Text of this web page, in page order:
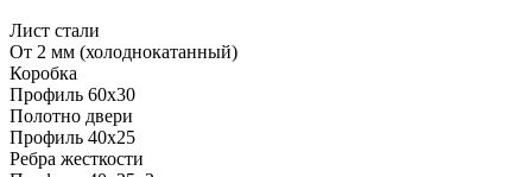
C55
Лист стали
От 2 мм (холоднокатанный)
Коробка
Профиль 60х30
Полотно двери
Профиль 40х25
Ребра жесткости